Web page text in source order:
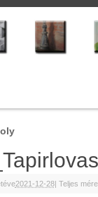
2021-12-28| Teljes